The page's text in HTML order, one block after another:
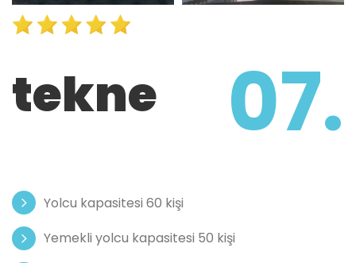
07.
tekne
Yolcu kapasitesi 60 kişi
Yemekli yolcu kapasitesi 50 kişi